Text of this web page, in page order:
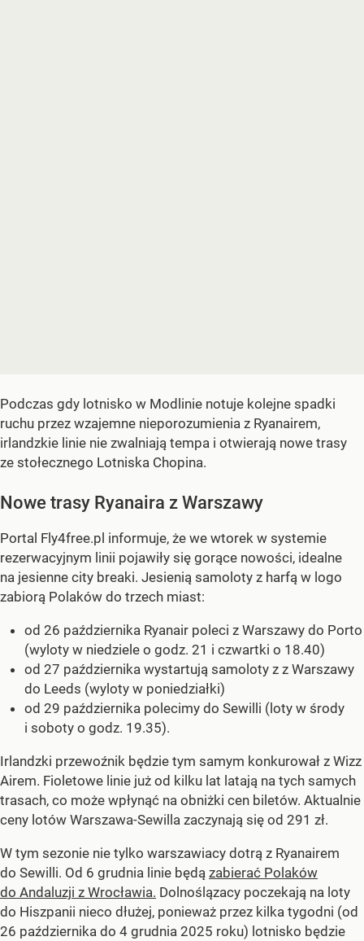
Podczas gdy lotnisko w Modlinie notuje kolejne spadki
ruchu przez wzajemne nieporozumienia z Ryanairem,
irlandzkie linie nie zwalniają tempa i otwierają nowe trasy
ze stołecznego Lotniska Chopina.
Nowe trasy Ryanaira z Warszawy
Portal Fly4free.pl informuje, że we wtorek w systemie
rezerwacyjnym linii pojawiły się gorące nowości, idealne
na jesienne city breaki. Jesienią samoloty z harfą w logo
zabiorą Polaków do trzech miast:
od 26 października Ryanair poleci z Warszawy do Porto
(wyloty w niedziele o godz. 21 i czwartki o 18.40)
od 27 października wystartują samoloty z z Warszawy
do Leeds (wyloty w poniedziałki)
od 29 października polecimy do Sewilli (loty w środy
i soboty o godz. 19.35).
Irlandzki przewoźnik będzie tym samym konkurował z Wizz
Airem. Fioletowe linie już od kilku lat latają na tych samych
trasach, co może wpłynąć na obniżki cen biletów. Aktualnie
ceny lotów Warszawa-Sewilla zaczynają się od 291 zł.
W tym sezonie nie tylko warszawiacy dotrą z Ryanairem
do Sewilli. Od 6 grudnia linie będą zabierać Polaków
do Andaluzji z Wrocławia. Dolnoślązacy poczekają na loty
do Hiszpanii nieco dłużej, ponieważ przez kilka tygodni (od
26 października do 4 grudnia 2025 roku) lotnisko będzie